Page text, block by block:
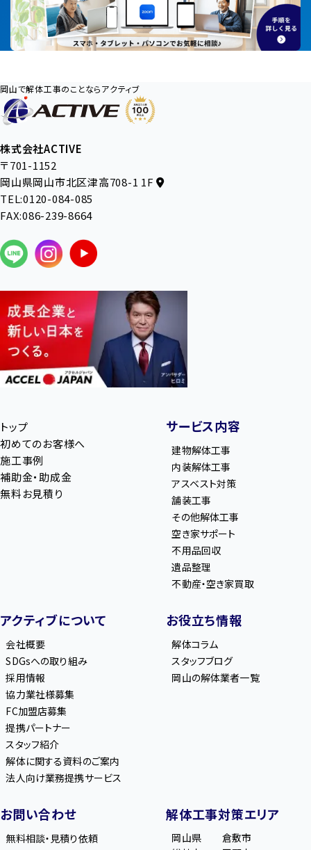
岡山で解体工事のことならアクティブ
株式会社ACTIVE
〒701-1152
岡山県岡山市北区津高708-1 1F
TEL:0120-084-085
FAX:086-239-8664
トップ
初めてのお客様へ
施工事例
補助金・助成金
無料お見積り
サービス内容
建物解体工事
内装解体工事
アスベスト対策
舗装工事
その他解体工事
空き家サポート
不用品回収
遺品整理
不動産・空き家買取
アクティブについて
会社概要
SDGsへの取り組み
採用情報
協力業社様募集
FC加盟店募集
提携パートナー
スタッフ紹介
解体に関する資料のご案内
法人向け業務提携サービス
お役立ち情報
解体コラム
スタッフブログ
岡山の解体業者一覧
お問い合わせ
無料相談・見積り依頼
解体工事対策エリア
岡山県
倉敷市